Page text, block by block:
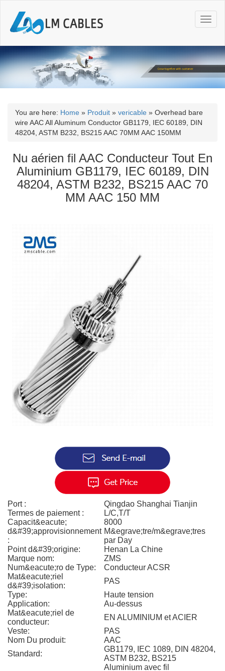
T
o
g
l
n
a
o
n
You are here: Home » Produit » vericable » Overhead bare
wire AAC All Aluminum Conductor GB1179, IEC 60189, DIN
48204, ASTM B232, BS215 AAC 70MM AAC 150MM
Nu aérien fil AAC Conducteur Tout En
Aluminium GB1179, IEC 60189, DIN
48204, ASTM B232, BS215 AAC 70
MM AAC 150 MM
Port :
Qingdao Shanghai Tianjin
Termes de paiement :
L/C,T/T
Capacit&eacute;
d&#39;approvisionnement
:
8000
M&egrave;tre/m&egrave;tres
par Day
Point d&#39;origine:
Henan La Chine
Marque nom:
ZMS
Num&eacute;ro de Type:
Conducteur ACSR
Mat&eacute;riel
d&#39;isolation:
PAS
Type:
Haute tension
Application:
Au-dessus
Mat&eacute;riel de
conducteur:
EN ALUMINIUM et ACIER
Veste:
PAS
Nom Du produit:
AAC
Standard:
GB1179, IEC 1089, DIN 48204,
ASTM B232, BS215
Aluminium avec fil